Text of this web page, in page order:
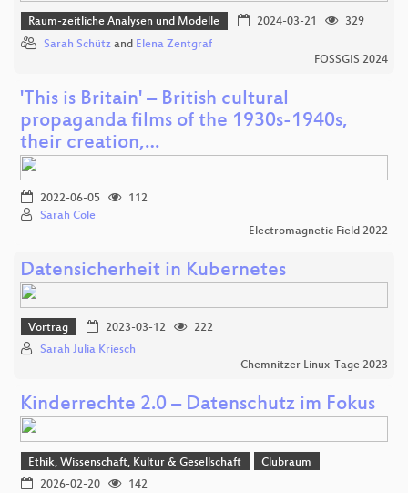
Raum-zeitliche Analysen und Modelle 2024-03-21
329
Sarah Schütz and Elena Zentgraf
FOSSGIS 2024
'This is Britain' – British cultural
propaganda films of the 1930s-1940s,
their creation,…
2022-06-05
112
Sarah Cole
Electromagnetic Field 2022
Datensicherheit in Kubernetes
Vortrag 2023-03-12
222
Sarah Julia Kriesch
Chemnitzer Linux-Tage 2023
Kinderrechte 2.0 – Datenschutz im Fokus
Ethik, Wissenschaft, Kultur & Gesellschaft
Clubraum
2026-02-20
142